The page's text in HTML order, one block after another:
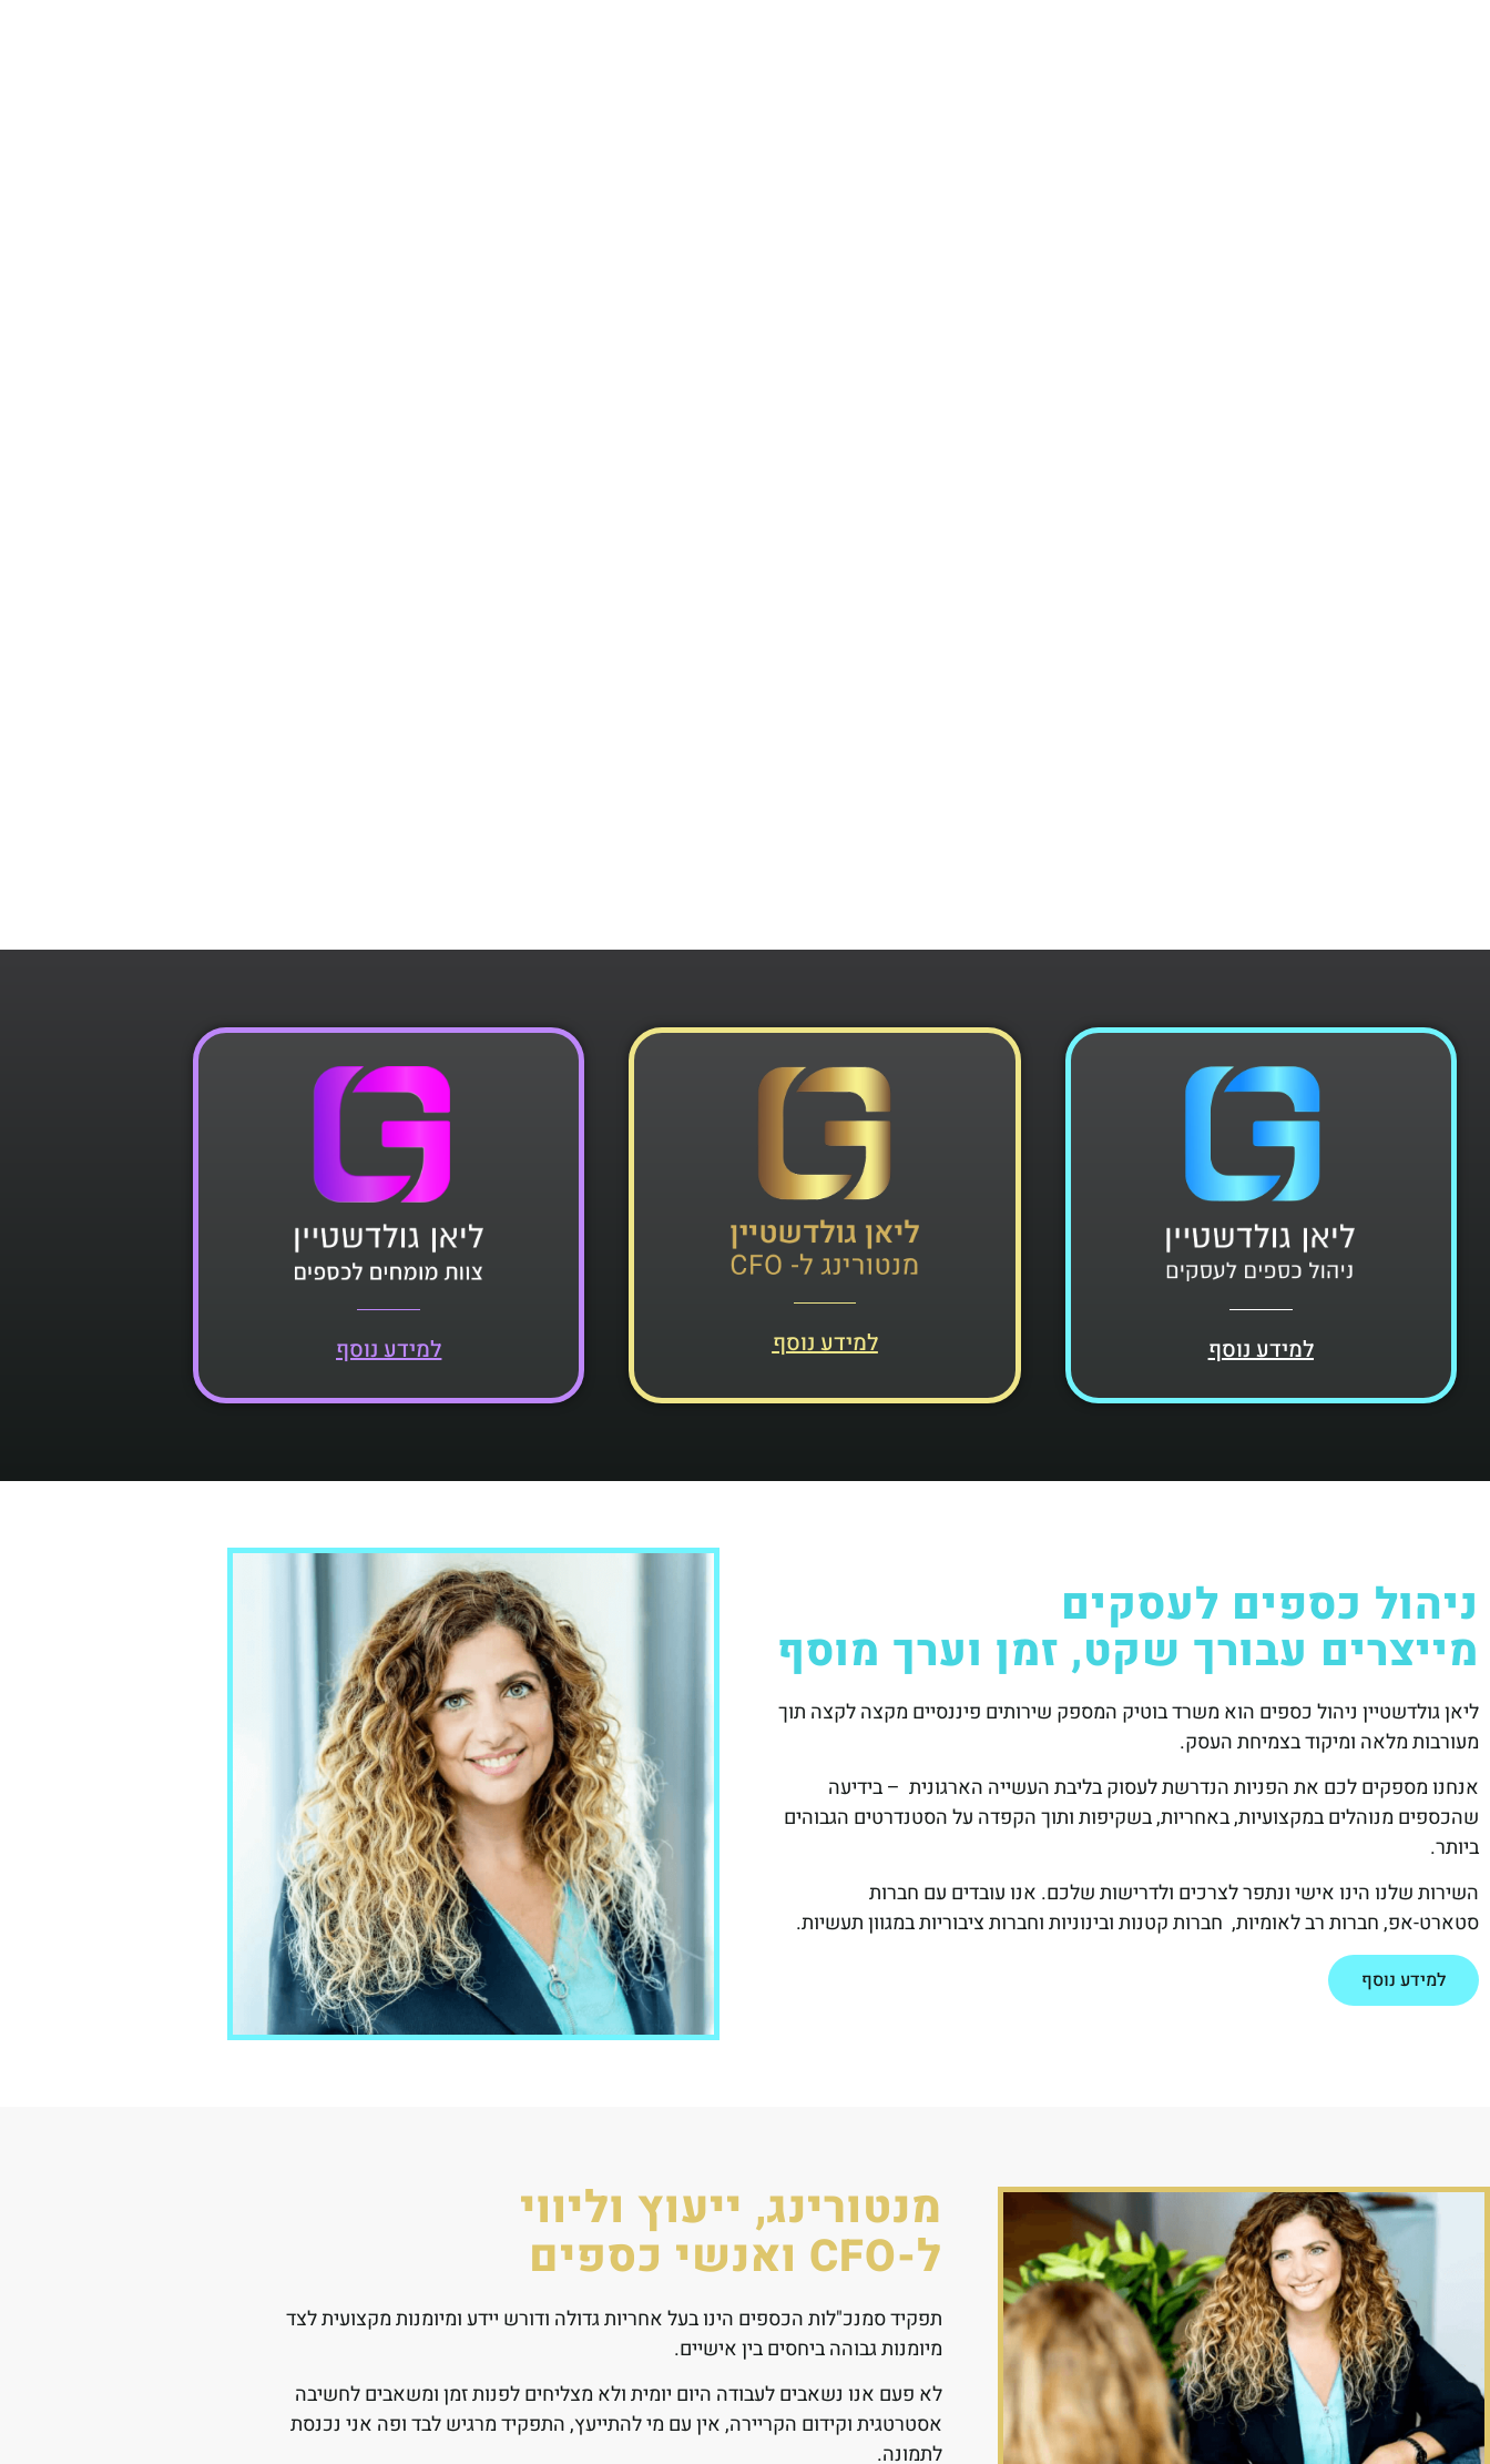
למידע נוסף למידע נוסף למידע נוסף
ניהול כספים לעסקים
מייצרים עבורך שקט, זמן וערך מוסף
ליאן גולדשטיין ניהול כספים הוא משרד בוטיק המספק שירותים פיננסיים מקצה לקצה תוך
מעורבות מלאה ומיקוד בצמיחת העסק.
אנחנו מספקים לכם את הפניות הנדרשת לעסוק בליבת העשייה הארגונית – בידיעה
שהכספים מנוהלים במקצועיות, באחריות, בשקיפות ותוך הקפדה על הסטנדרטים הגבוהים
ביותר.
השירות שלנו הינו אישי ונתפר לצרכים ולדרישות שלכם. אנו עובדים עם חברות
סטארט-אפ, חברות רב לאומיות, חברות קטנות ובינוניות וחברות ציבוריות במגוון תעשיות.
למידע נוסף
מנטורינג, ייעוץ וליווי
ל-CFO ואנשי כספים
תפקיד סמנכ"לות הכספים הינו בעל אחריות גדולה ודורש יידע ומיומנות מקצועית לצד
מיומנות גבוהה ביחסים בין אישיים.
לא פעם אנו נשאבים לעבודה היום יומית ולא מצליחים לפנות זמן ומשאבים לחשיבה
אסטרטגית וקידום הקריירה, אין עם מי להתייעץ, התפקיד מרגיש לבד ופה אני נכנסת
לתמונה.